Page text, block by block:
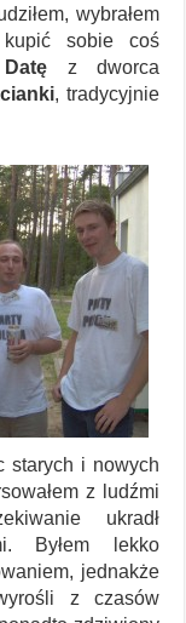
wybrałem
sobie coś
Datę z dworca
, tradycyjnie
starych i nowych
z ludźmi
ukradł
Byłem lekko
jednakże
z czasów